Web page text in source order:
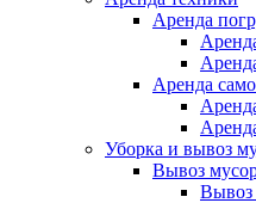
Аренда
Аренда
Уборка и вывоз
Вывоз
Вывоз